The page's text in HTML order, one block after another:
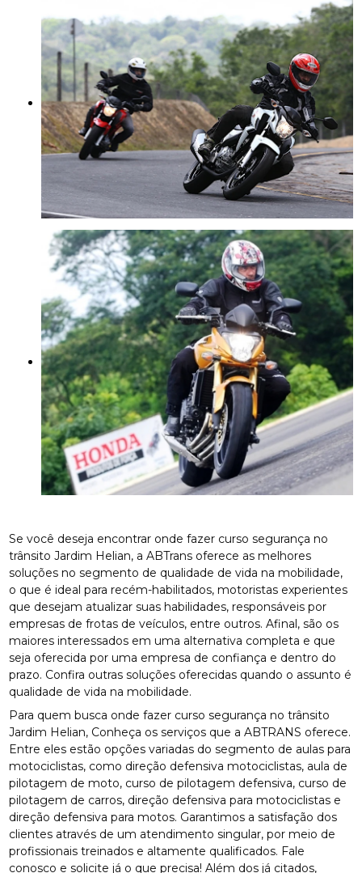
Se você deseja encontrar onde fazer curso segurança no
trânsito Jardim Helian, a ABTrans oferece as melhores
soluções no segmento de qualidade de vida na mobilidade,
o que é ideal para recém-habilitados, motoristas experientes
que desejam atualizar suas habilidades, responsáveis por
empresas de frotas de veículos, entre outros. Afinal, são os
maiores interessados em uma alternativa completa e que
seja oferecida por uma empresa de confiança e dentro do
prazo. Confira outras soluções oferecidas quando o assunto é
qualidade de vida na mobilidade.
Para quem busca onde fazer curso segurança no trânsito
Jardim Helian, Conheça os serviços que a ABTRANS oferece.
Entre eles estão opções variadas do segmento de aulas para
motociclistas, como direção defensiva motociclistas, aula de
pilotagem de moto, curso de pilotagem defensiva, curso de
pilotagem de carros, direção defensiva para motociclistas e
direção defensiva para motos. Garantimos a satisfação dos
clientes através de um atendimento singular, por meio de
profissionais treinados e altamente qualificados. Fale
conosco e solicite já o que precisa! Além dos já citados,